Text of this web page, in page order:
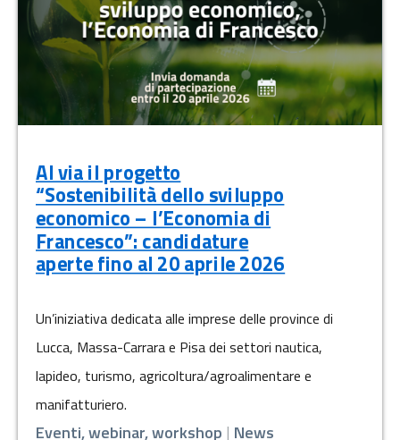
Al via il progetto
“Sostenibilità dello sviluppo
economico – l’Economia di
Francesco”: candidature
aperte fino al 20 aprile 2026
Un’iniziativa dedicata alle imprese delle province di
Lucca, Massa-Carrara e Pisa dei settori nautica,
lapideo, turismo, agricoltura/agroalimentare e
manifatturiero.
Eventi, webinar, workshop | News